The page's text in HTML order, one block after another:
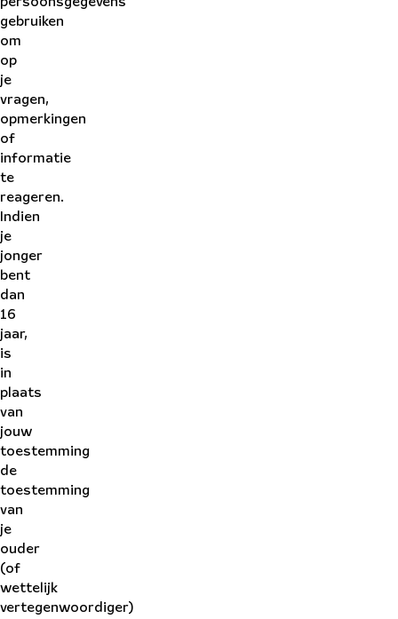
gebruiken
om
op
je
vragen,
opmerkingen
of
informatie
te
reageren.
Indien
je
jonger
bent
dan
16
jaar,
is
in
plaats
van
jouw
toestemming
de
toestemming
van
je
ouder
(of
wettelijk
vertegenwoordiger)